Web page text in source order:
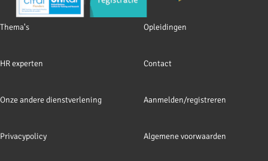
Footer
Thema's Opleidingen
HR experten Contact
Onze andere dienstverlening Aanmelden/registreren
Privacypolicy Algemene voorwaarden